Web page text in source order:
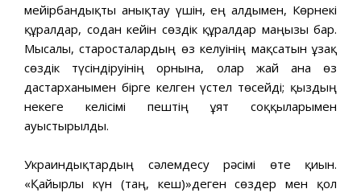
мейірбандықты анықтау үшін, ең алдымен, Көрнекі
құралдар, содан кейін сөздік құралдар маңызы бар.
Мысалы, старосталардың өз келуінің мақсатын ұзақ
сөздік түсіндіруінің орнына, олар жай ғана өз
дастарханымен бірге келген үстел төсейді; қыздың
некеге келісімі пештің ұят соққыларымен
ауыстырылды.
Украиндықтардың сәлемдесу рәсімі өте қиын.
«Қайырлы күн (таң, кеш)»деген сөздер мен қол